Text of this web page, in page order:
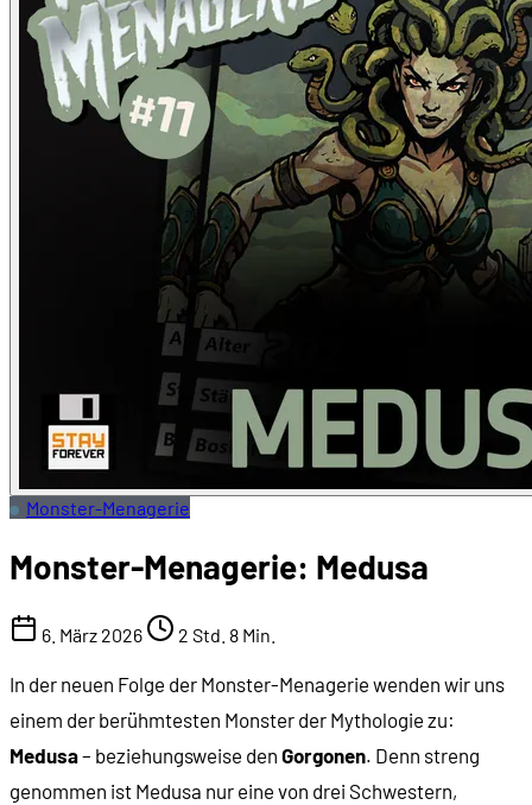
Monster-Menagerie
Monster-Menagerie: Medusa
6. März 2026 2 Std. 8 Min.
In der neuen Folge der Monster-Menagerie wenden wir uns
einem der berühmtesten Monster der Mythologie zu:
Medusa– beziehungsweise den Gorgonen. Denn streng
genommen ist Medusa nur eine von drei Schwestern,